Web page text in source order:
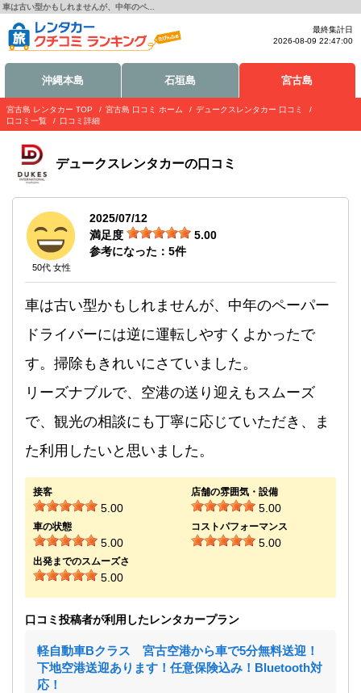
車は古い型かもしれませんが、中年のペ...
最終集計日
2026-08-09 22:47:00
沖縄本島 石垣島 宮古島
宮古島 レンタカー TOP 宮古島 口コミ ホーム
デュークスレンタカー 口コミ
口コミ一覧
口コミ詳細
デュークスレンタカーの口コミ
50代 女性
2025/07/12
満足度
5.00
参考になった： 5件
車は古い型かもしれませんが、中年のペーパー
ドライバーには逆に運転しやすくよかったで
す。掃除もきれいにさていました。
リーズナブルで、空港の送り迎えもスムーズ
で、観光の相談にも丁寧に応じていただき、ま
た利用したいと思いました。
接客
5.00
店舗の雰囲気・設備
5.00
車の状態
5.00
コストパフォーマンス
5.00
出発までのスムーズさ
5.00
口コミ投稿者が利用したレンタカープラン
軽自動車Bクラス 宮古空港から車で5分無料送迎！
下地空港送迎あります！任意保険込み！Bluetooth対
応！